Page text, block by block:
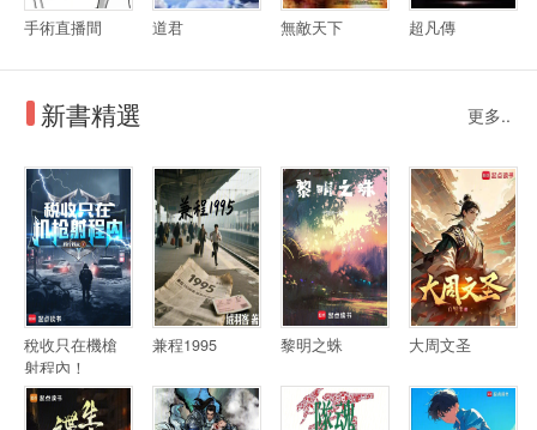
手術直播間 道君 無敵天下 超凡傳
新書精選 更多..
稅收只在機槍
射程內！
兼程1995 黎明之蛛 大周文圣